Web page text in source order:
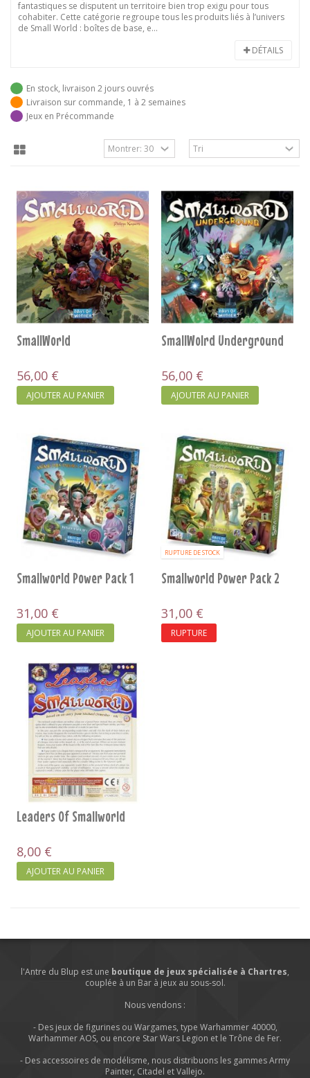
fantastiques se disputent un territoire bien trop exigu pour tous
cohabiter. Cette catégorie regroupe tous les produits liés à l’univers
de Small World : boîtes de base, e...
DÉTAILS
En stock, livraison 2 jours ouvrés
Livraison sur commande, 1 à 2 semaines
Jeux en Précommande
SmallWorld
56,00 €
AJOUTER AU PANIER
SmallWolrd Underground
56,00 €
AJOUTER AU PANIER
Smallworld Power Pack 1
31,00 €
AJOUTER AU PANIER
RUPTURE DE STOCK
Smallworld Power Pack 2
31,00 €
RUPTURE
Leaders Of Smallworld
8,00 €
AJOUTER AU PANIER
l'Antre du Blup est une boutique de jeux spécialisée à Chartres,
couplée à un Bar à jeux au sous-sol.
Nous vendons :
- Des jeux de figurines ou Wargames, type Warhammer 40000,
Warhammer AOS, ou encore Star Wars Legion et le Trône de Fer.
- Des accessoires de modélisme, nous distribuons les gammes Army
Painter, Citadel et Vallejo.